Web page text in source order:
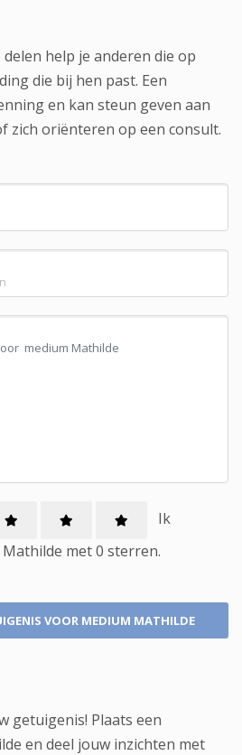
help je anderen die op
die bij hen past. Een
en kan steun geven aan
zich oriënteren op een consult.
Ik
Mathilde met0 sterren.
VOOR MEDIUM MATHILDE
getuigenis! Plaats een
en deel jouw inzichten met